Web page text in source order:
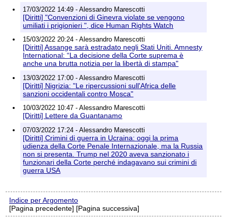
17/03/2022 14:49 - Alessandro Marescotti
[Diritti] "Convenzioni di Ginevra violate se vengono
umiliati i prigionieri ", dice Human Rights Watch
15/03/2022 20:24 - Alessandro Marescotti
[Diritti] Assange sarà estradato negli Stati Uniti. Amnesty
International: “La decisione della Corte suprema è
anche una brutta notizia per la libertà di stampa"
13/03/2022 17:00 - Alessandro Marescotti
[Diritti] Nigrizia: "Le ripercussioni sull'Africa delle
sanzioni occidentali contro Mosca"
10/03/2022 10:47 - Alessandro Marescotti
[Diritti] Lettere da Guantanamo
07/03/2022 17:24 - Alessandro Marescotti
[Diritti] Crimini di guerra in Ucraina: oggi la prima
udienza della Corte Penale Internazionale, ma la Russia
non si presenta. Trump nel 2020 aveva sanzionato i
funzionari della Corte perché indagavano sui crimini di
guerra USA
Indice per Argomento
[Pagina precedente] [Pagina successiva]